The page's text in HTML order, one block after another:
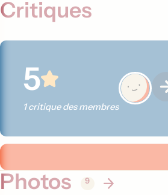
Critiques
5
1 critique des membres
Photos 9